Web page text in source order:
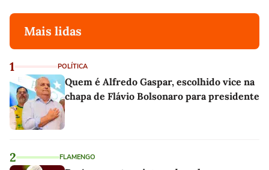
Mais lidas
1 POLÍTICA
Quem é Alfredo Gaspar, escolhido vice na
chapa de Flávio Bolsonaro para presidente
2 FLAMENGO